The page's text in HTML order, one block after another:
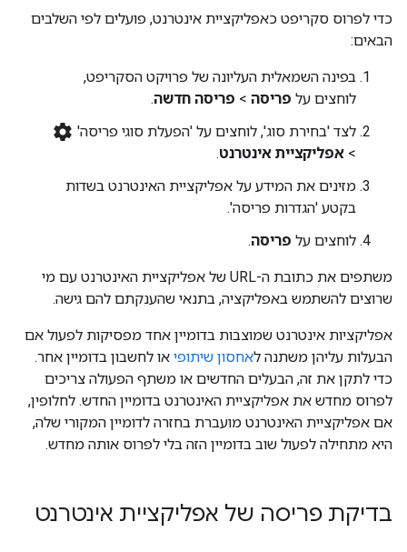
כדי לפרוס סקריפט כאפליקציית אינטרנט, פועלים לפי השלבים
הבאים:
בפינה השמאלית העליונה של פרויקט הסקריפט,
לוחצים על פריסה > פריסה חדשה.
לצד 'בחירת סוג', לוחצים על 'הפעלת סוגי פריסה' settings
> אפליקציית אינטרנט.
מזינים את המידע על אפליקציית האינטרנט בשדות
בקטע 'הגדרות פריסה'.
לוחצים על פריסה.
משתפים את כתובת ה-URL של אפליקציית האינטרנט עם מי
שרוצים להשתמש באפליקציה, בתנאי שהענקתם להם גישה.
אפליקציות אינטרנט שמוצבות בדומיין אחד מפסיקות לפעול אם
הבעלות עליהן משתנה לאחסון שיתופי או לחשבון בדומיין אחר.
כדי לתקן את זה, הבעלים החדשים או משתף הפעולה צריכים
לפרוס מחדש את אפליקציית האינטרנט בדומיין החדש. לחלופין,
אם אפליקציית האינטרנט מועברת בחזרה לדומיין המקורי שלה,
היא מתחילה לפעול שוב בדומיין הזה בלי לפרוס אותה מחדש.
בדיקת פריסה של אפליקציית אינטרנט